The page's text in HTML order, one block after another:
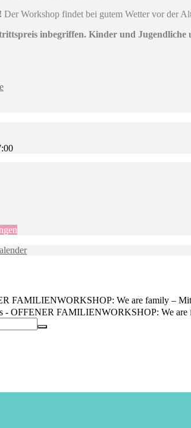
Der Workshop findet bei gutem Wetter vor der
inbegriffen. Kinder und
FAMILIENWORKSHOP: We are family –
- OFFENER FAMILIENWORKSHOP: We